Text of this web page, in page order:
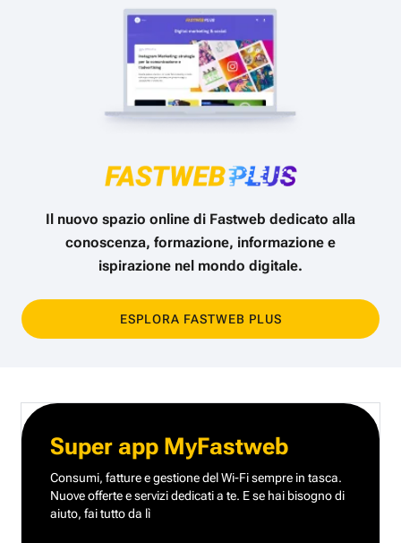
Il nuovo spazio online di Fastweb dedicato alla
conoscenza, formazione, informazione e
ispirazione nel mondo digitale.
ESPLORA FASTWEB PLUS
Super app MyFastweb
Consumi, fatture e gestione del Wi-Fi sempre in tasca.
Nuove offerte e servizi dedicati a te. E se hai bisogno di
aiuto, fai tutto da lì